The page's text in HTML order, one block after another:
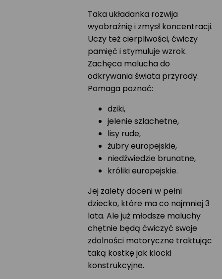
Taka układanka rozwija
wyobraźnię i zmysł koncentracji.
Uczy też cierpliwości, ćwiczy
pamięć i stymuluje wzrok.
Zachęca malucha do
odkrywania świata przyrody.
Pomaga poznać:
dziki,
jelenie szlachetne,
lisy rude,
żubry europejskie,
niedźwiedzie brunatne,
króliki europejskie.
Jej zalety doceni w pełni
dziecko, które ma co najmniej 3
lata. Ale już młodsze maluchy
chętnie będą ćwiczyć swoje
zdolności motoryczne traktując
taką kostkę jak klocki
konstrukcyjne.